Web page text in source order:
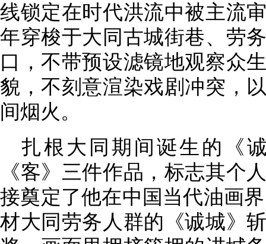
线锁定在时代洪流中被主流
年穿梭于大同古城街巷、劳
口，不带预设滤镜地观察众
貌，不刻意渲染戏剧冲突，
间烟火。
扎根大同期间诞生的《
《客》三件作品，标志其个
接奠定了他在中国当代油画
材大同劳务人群的《诚城》